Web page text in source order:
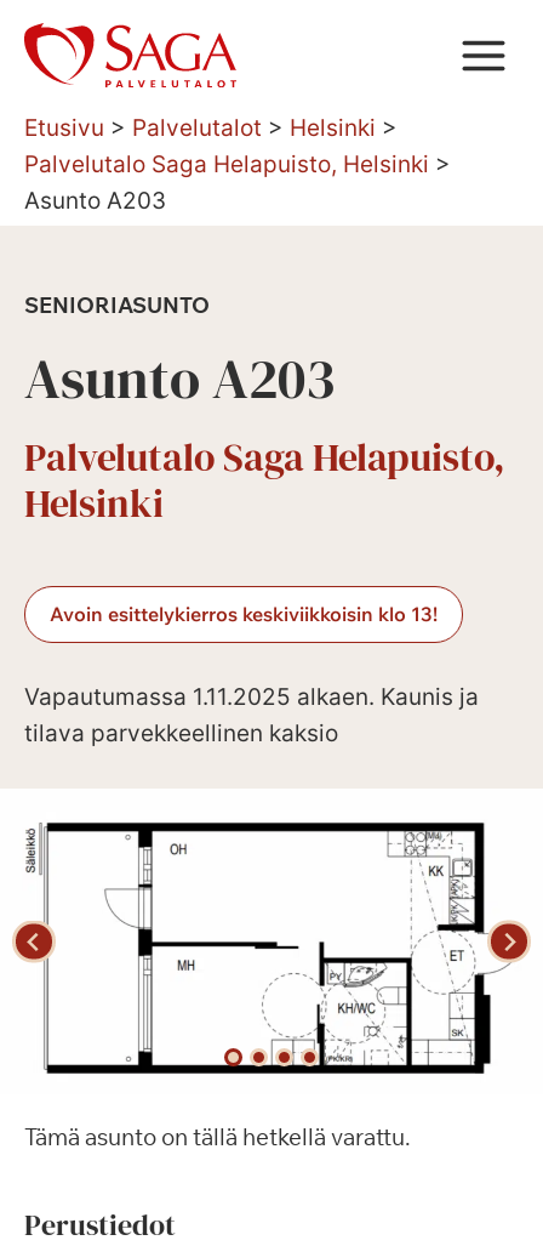
Siirry
sisältöön
Etusivu > Palvelutalot > Helsinki >
Palvelutalo Saga Helapuisto, Helsinki >
Asunto A203
SENIORIASUNTO
Asunto A203
Palvelutalo Saga Helapuisto,
Helsinki
Avoin esittelykierros keskiviikkoisin klo 13!
Vapautumassa 1.11.2025 alkaen. Kaunis ja
tilava parvekkeellinen kaksio
Tämä asunto on tällä hetkellä varattu.
Perustiedot